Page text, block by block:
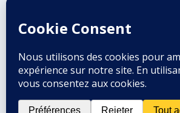
Malts & HoublonsLe site d’information
Conçu parElegant Themes |